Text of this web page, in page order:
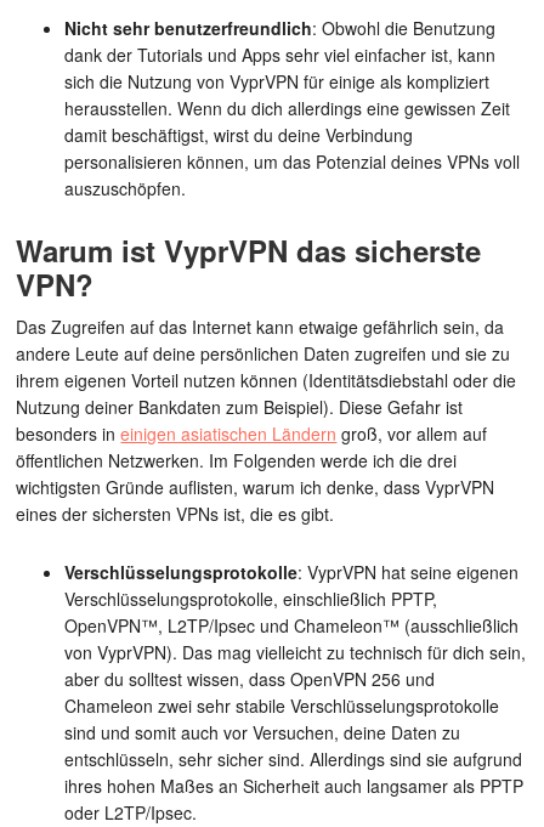
Nicht sehr benutzerfreundlich: Obwohl die Benutzung
dank der Tutorials und Apps sehr viel einfacher ist, kann
sich die Nutzung von VyprVPN für einige als kompliziert
herausstellen. Wenn du dich allerdings eine gewissen Zeit
damit beschäftigst, wirst du deine Verbindung
personalisieren können, um das Potenzial deines VPNs voll
auszuschöpfen.
Warum ist VyprVPN das sicherste
VPN?
Das Zugreifen auf das Internet kann etwaige gefährlich sein, da
andere Leute auf deine persönlichen Daten zugreifen und sie zu
ihrem eigenen Vorteil nutzen können (Identitätsdiebstahl oder die
Nutzung deiner Bankdaten zum Beispiel). Diese Gefahr ist
besonders ineinigen asiatischen Ländern groß, vor allem auf
öffentlichen Netzwerken. Im Folgenden werde ich die drei
wichtigsten Gründe auflisten, warum ich denke, dass VyprVPN
eines der sichersten VPNs ist, die es gibt.
Verschlüsselungsprotokolle: VyprVPN hat seine eigenen
Verschlüsselungsprotokolle, einschließlich PPTP,
OpenVPN™, L2TP/Ipsec und Chameleon™ (ausschließlich
von VyprVPN). Das mag vielleicht zu technisch für dich sein,
aber du solltest wissen, dass OpenVPN 256 und
Chameleon zwei sehr stabile Verschlüsselungsprotokolle
sind und somit auch vor Versuchen, deine Daten zu
entschlüsseln, sehr sicher sind. Allerdings sind sie aufgrund
ihres hohen Maßes an Sicherheit auch langsamer als PPTP
oder L2TP/Ipsec.